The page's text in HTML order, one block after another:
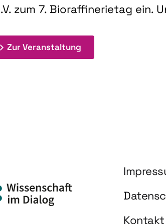
zum 7. Bioraffinerietag ein.
Zur Veranstaltung: 7. Bioraffinerietag
Kontakt